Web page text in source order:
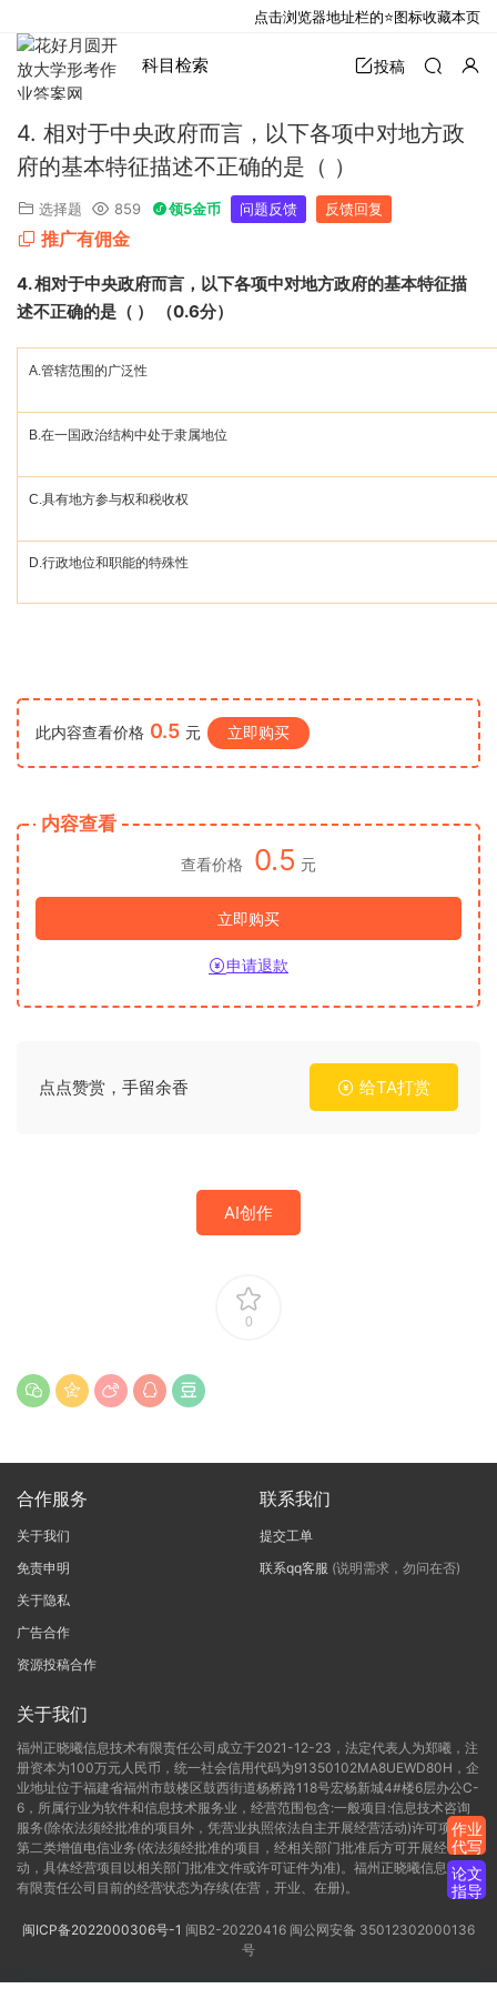
科目检索 投稿
4. 相对于中央政府而言，以下各项中对地方政
府的基本特征描述不正确的是（ ）
选择题 859 领5金币 问题反馈 反馈回复
推广有佣金
4.相对于中央政府而言，以下各项中对地方政府的基本特征描
述不正确的是（ ） （0.6分）
A.管辖范围的广泛性
B.在一国政治结构中处于隶属地位
C.具有地方参与权和税收权
D.行政地位和职能的特殊性
此内容查看价格 0.5 元 立即购买
内容查看
查看价格 0.5 元
立即购买
申请退款
点点赞赏，手留余香 给TA打赏
AI创作
0
合作服务
关于我们
免责申明
关于隐私
广告合作
资源投稿合作
联系我们
提交工单
联系qq客服 (说明需求，勿问在否)
关于我们
福州正晓曦信息技术有限责任公司成立于2021-12-23，法定代表人为郑曦，注
册资本为100万元人民币，统一社会信用代码为91350102MA8UEWD80H，企
业地址位于福建省福州市鼓楼区鼓西街道杨桥路118号宏杨新城4#楼6层办公C-
6，所属行业为软件和信息技术服务业，经营范围包含:一般项目:信息技术咨询
服务(除依法须经批准的项目外，凭营业执照依法自主开展经营活动)许可项目:
第二类增值电信业务(依法须经批准的项目，经相关部门批准后方可开展经营活
动，具体经营项目以相关部门批准文件或许可证件为准)。福州正晓曦信息技术
有限责任公司目前的经营状态为存续(在营，开业、在册)。
闽ICP备2022000306号-1 闽B2-20220416 闽公网安备 35012302000136
号
点击浏览器地址栏的⭐图标收藏本页
作业
代写
论文
指导